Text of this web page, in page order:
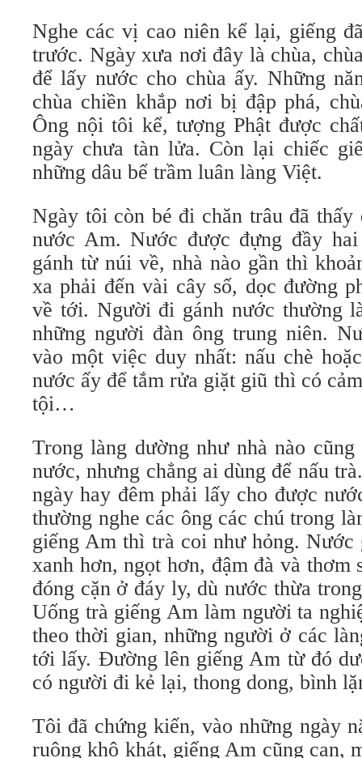
Nghe các vị cao niên kể lại, giếng
trước. Ngày xưa nơi đây là chùa,
để lấy nước cho chùa ấy. Những
chùa chiền khắp nơi bị đập phá,
Ông nội tôi kể, tượng Phật được
ngày chưa tàn lửa. Còn lại chiếc
những dâu bể trầm luân làng Việt.
Ngày tôi còn bé đi chăn trâu đã
nước Am. Nước được đựng đầy
gánh từ núi về, nhà nào gần thì
xa phải đến vài cây số, dọc đường
về tới. Người đi gánh nước thường
những người đàn ông trung niên.
vào một việc duy nhất: nấu chè
nước ấy để tắm rửa giặt giũ thì có
tội…
Trong làng dường như nhà nào
nước, nhưng chẳng ai dùng để nấu
ngày hay đêm phải lấy cho được
thường nghe các ông các chú trong
giếng Am thì trà coi như hỏng.
xanh hơn, ngọt hơn, đậm đà và thơm
đóng cặn ở đáy ly, dù nước thừa
Uống trà giếng Am làm người ta
theo thời gian, những người ở các
tới lấy. Đường lên giếng Am từ đó
có người đi kẻ lại, thong dong, bình
Tôi đã chứng kiến, vào những ngày
ruộng khô khát, giếng Am cũng cạn,